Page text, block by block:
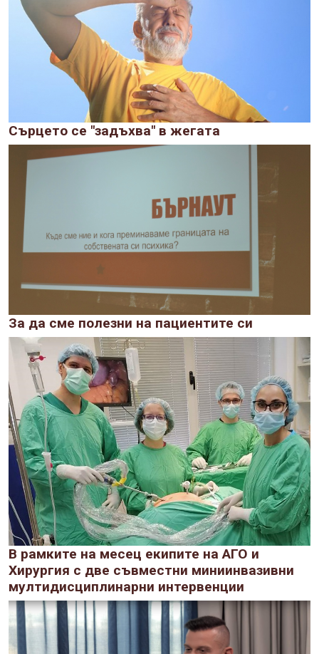
Сърцето се "задъхва" в жегата
За да сме полезни на пациентите си
В рамките на месец екипите на АГО и
Хирургия с две съвместни миниинвазивни
мултидисциплинарни интервенции